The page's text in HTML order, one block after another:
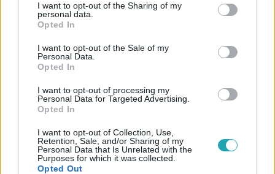
not limited to your visit or usage behaviour. You may click to
grant or deny consent to Google and its third-party tags to
use your data for below specified purposes in below Google
consent section.
I want to opt-out of the Sharing of my
personal data.
Opted In
I want to opt-out of the Sale of my
Personal Data.
Opted In
I want to opt-out of processing my
Personal Data for Targeted Advertising.
Opted In
I want to opt-out of Collection, Use,
Retention, Sale, and/or Sharing of my
Personal Data that Is Unrelated with the
Purposes for which it was collected.
Opted Out
Népszerű